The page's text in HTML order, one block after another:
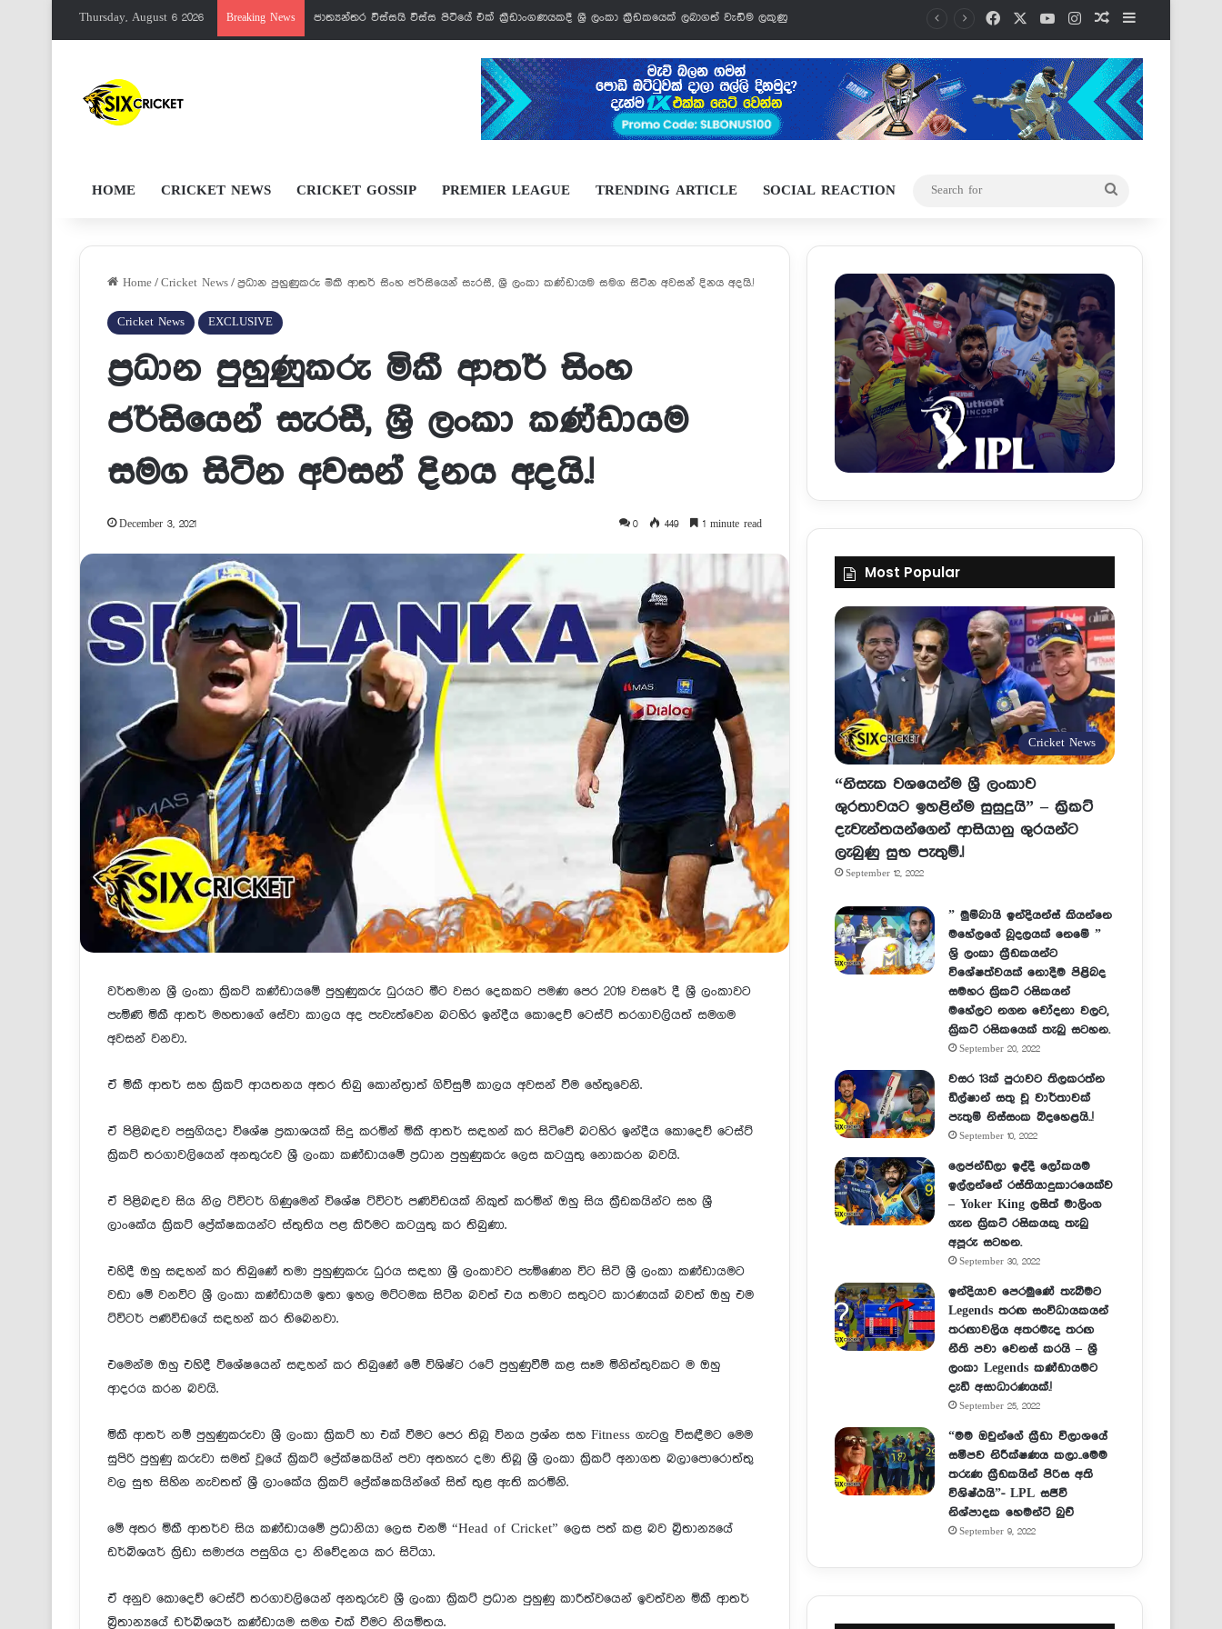
Thursday, August 6 2026 Breaking News පැතුම්ට මරු වැඩක් වෙන්නයි යන්නේ Facebook YouTubeInstagramRandom Article
HOME CRICKET NEWS CRICKET GOSSIP PREMIER LEAGUE TRENDING ARTICLE SOCIAL REACTION
Home / Cricket News / ප්‍රධාන පුහුණුකරු මිකී ආතර් සිංහ ජර්සියෙන් සැරසී, ශ්‍රී ලංකා කණ්ඩායම සමග සිටින අවසන් දිනය අදයි.!
Cricket News EXCLUSIVE
ප්‍රධාන පුහුණුකරු මිකී ආතර් සිංහ
ජර්සියෙන් සැරසී, ශ්‍රී ලංකා කණ්ඩායම
සමග සිටින අවසන් දිනය අදයි.!
December 3, 2021 0 449 1 minute read
වර්තමාන ශ්‍රී ලංකා ක්‍රිකට් කණ්ඩායමේ පුහුණුකරු ධුරයට මීට වසර දෙකකට පමණ පෙර 2019 වසරේ දී ශ්‍රී ලංකාවට
පැමිණි මිකී ආතර් මහතාගේ සේවා කාලය අද පැවැත්වෙන බටහිර ඉන්දීය කොදෙව් ටෙස්ට් තරගාවලියත් සමගම
අවසන් වනවා.
ඒ මිකී ආතර් සහ ක්‍රිකට් ආයතනය අතර තිබු කොන්ත්‍රාත් ගිවිසුම් කාලය අවසන් වීම හේතුවෙනි.
ඒ පිළිබඳව පසුගියදා විශේෂ ප්‍රකාශයක් සිදු කරමින් මිකී ආතර් සඳහන් කර සිටිවේ බටහිර ඉන්දීය කොදෙව් ටෙස්ට්
ක්‍රිකට් තරගාවලියෙන් අනතුරුව ශ්‍රී ලංකා කණ්ඩායමේ ප්‍රධාන පුහුණුකරු ලෙස කටයුතු නොකරන බවයි.
ඒ පිළිබඳව සිය නිල ට්විටර් ගිණුමෙන් විශේෂ ට්විටර් පණිවිඩයක් නිකුත් කරමින් ඔහු සිය ක්‍රීඩකයින්ට සහ ශ්‍රී
ලාංකේය ක්‍රිකට් ප්‍රේක්ෂකයන්ට ස්තුතිය පළ කිරීමට කටයුතු කර තිබුණා.
එහිදී ඔහු සඳහන් කර තිබුණේ තමා පුහුණුකරු ධුරය සඳහා ශ්‍රී ලංකාවට පැමිණෙන විට සිටි ශ්‍රී ලංකා කණ්ඩායමට
වඩා මේ වනවිට ශ්‍රී ලංකා කණ්ඩායම ඉතා ඉහල මට්ටමක සිටින බවත් එය තමාට සතුටට කාරණයක් බවත් ඔහු එම
ට්විටර් පණිවිඩයේ සඳහන් කර තිබෙනවා.
⁣එමෙන්ම ඔහු එහිදී විශේෂයෙන් සඳහන් කර තිබුණේ මේ විශිෂ්ට රටේ පුහුණුවීම් කළ සෑම මිනිත්තුවකට ම ඔහු
ආදරය කරන බවයි.
මිකී ආතර් නම් පුහුණුකරුවා ශ්‍රී ලංකා ක්‍රිකට් හා එක් වීමට පෙර තිබූ විනය ප්‍රශ්න සහ Fitness ගැටලු විසඳීමට මෙම
සුපිරි පුහුණු කරුවා සමත් වූයේ ක්‍රිකට් ප්‍රේක්ෂකයින් පවා අතහැර දමා තිබූ ශ්‍රී ලංකා ක්‍රිකට් අනාගත බලාපොරොත්තු
වල සුභ සිහින නැවතත් ශ්‍රී ලාංකේය ක්‍රිකට් ප්‍රේක්ෂකයින්ගේ සිත් තුළ ඇති කරමිනි.
මේ අතර මිකී ආතර්ව සිය කණ්ඩායමේ ප්‍රධානියා ලෙස එනම් “Head of Cricket” ලෙස පත් කළ බව බ්‍රිතාන්‍යයේ
ඩර්බිශයර් ක්‍රිඩා සමාජය පසුගිය දා නිවේදනය කර සිටියා.
ඒ අනුව කොදෙව් ටෙස්ට් තරගාවලියෙන් අනතුරුව ශ්‍රී ලංකා ක්‍රිකට් ප්‍රධාන පුහුණු කාරීත්වයෙන් ඉවත්වන මිකී ආතර්
බ්‍රිතාන්‍යයේ ඩර්බිශයර් කණ්ඩායම සමග එක් වීමට නියමිතය.
Most Popular
Cricket News
“නිසැක වශයෙන්ම ශ්‍රී ලංකාව
ශුරතාවයට ඉහළින්ම සුසුදුයි” – ක්‍රිකට්
දැවැන්තයන්ගෙන් ආසියානු ශුරයන්ට
ලැබුණු සුභ පැතුම්.!
September 12, 2022
” මුම්බායි ඉන්දියන්ස් කියන්නෙ
මහේලගේ බූදලයක් නෙමේ ”
ශ්‍රි ලංකා ක්‍රීඩකයන්ට
විශේෂත්වයක් නොදීම පිළිබද
සමහර ක්‍රිකට් රසිකයන්
මහේලට නගන චෝදනා වලට,
ක්‍රිකට් රසිකයෙක් තැබු සටහන.
September 20, 2022
වසර 13ක් පුරාවට තිලකරත්න
ඩිල්ෂාන් සතු වූ වාර්තාවක්
පැතුම් නිස්සංක බිදහෙළයි..!
September 10, 2022
ලෙජන්ඩ්ලා ඉද්දී ලෝකයම
ඉල්ලන්නේ රස්තියාදුකාරයෙක්ව
– Yoker King ලසිත් මාලිංග
ගැන ක්‍රිකට් රසිකයකු තැබු
අපූරු සටහන.
September 30, 2022
ඉන්දියාව පෙරමුණේ තැබීමට
Legends තරඟ සංවිධායකයන්
තරඟාවලිය අතරමැද තරඟ
නීති පවා වෙනස් කරයි – ශ්‍රී
ලංකා Legends කණ්ඩායමට
දැඩි අසාධාරණයක්.!
September 25, 2022
“මම ඔවුන්ගේ ක්‍රීඩා විලාශයේ
සමීපව නිරීක්ෂණය කලා..මෙම
තරුණ ක්‍රීඩකයින් පිරිස අති
විශිෂ්ඨයි”- LPL සජීවී
නිශ්පාදක හෙමන්ට් බුච්
September 9, 2022